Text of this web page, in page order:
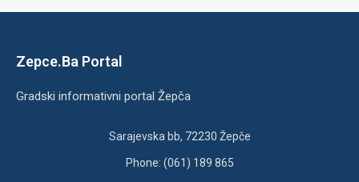
Zepce.Ba Portal
Gradski informativni portal Žepča
Sarajevska bb, 72230 Žepče
Phone: (061) 189 865